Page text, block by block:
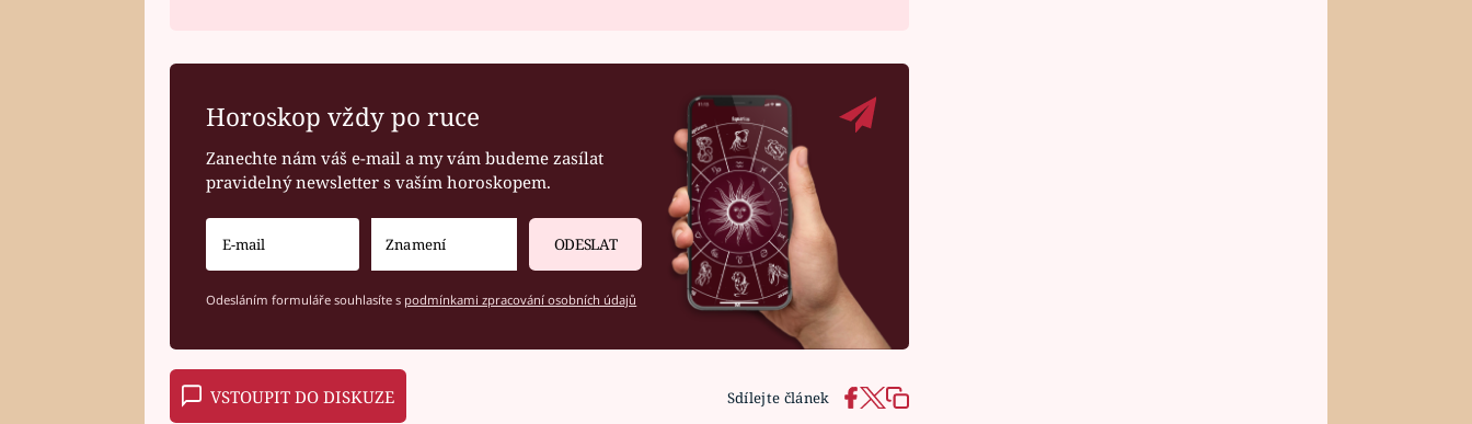
Horoskop vždy po ruce
Zanechte nám váš e-mail a my vám budeme zasílat
pravidelný newsletter s vaším horoskopem.
ODESLAT
Odesláním formuláře souhlasíte s podmínkami zpracování osobních údajů
VSTOUPIT DO DISKUZE Sdílejte článek